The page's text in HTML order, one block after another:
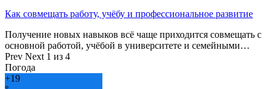
Как совмещать работу, учёбу и профессиональное развитие
Получение новых навыков всё чаще приходится совмещать с
основной работой, учёбой в университете и семейными…
Prev Next 1 из 4
Погода
+19